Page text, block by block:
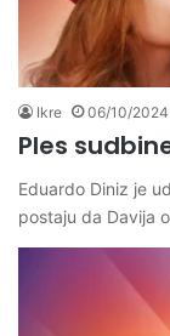
Ikre 06/10/2024
Ples
Eduardo Diniz je
postaju da Davija